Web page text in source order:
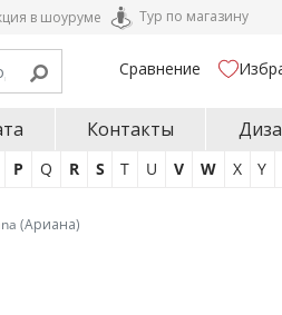
в шоуруме Тур по магазину
Сравнение
Контакты
P Q R S T U V W X Y
(Ариана)